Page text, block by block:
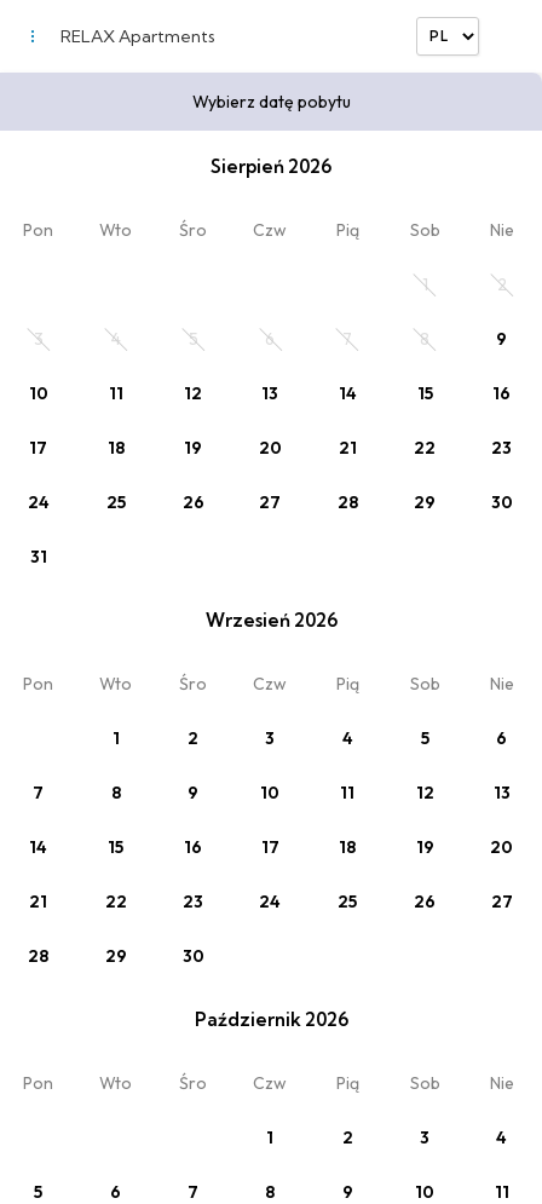
RELAX Apartments
zameldowania online przed przyjazdem.
online- najpóźniej dzień przed wymagana będzie
płatna przelewem
Wybierz datę pobytu
Wybierz datę pobytu
Sierpień 2026
Pon Wto Śro Czw Pią Sob Nie
1 2
3 4 5 6 7 8 9
10 11 12 13 14 15 16
17 18 19 20 21 22 23
24 25 26 27 28 29 30
31
Wrzesień 2026
Pon Wto Śro Czw Pią Sob Nie
1 2 3 4 5 6
7 8 9 10 11 12 13
14 15 16 17 18 19 20
21 22 23 24 25 26 27
28 29 30
Październik 2026
Pon Wto Śro Czw Pią Sob Nie
1 2 3 4
5 6 7 8 9 10 11
Zaplanuj pobyt
Wybierz datę lub jeden z poniższych cenników.
Cennik standardowy. - na min. 2 noce i więcej